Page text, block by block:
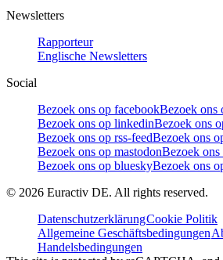
Newsletters
Rapporteur
Englische Newsletters
Social
Bezoek ons op facebookBezoek ons
Bezoek ons op linkedinBezoek ons
Bezoek ons op rss-feedBezoek ons
Bezoek ons op mastodonBezoek ons
Bezoek ons op blueskyBezoek ons
© 2026 Euractiv DE. All rights reserved.
DatenschutzerklärungCookie Politik
Allgemeine Geschäftsbedingungen
Handelsbedingungen